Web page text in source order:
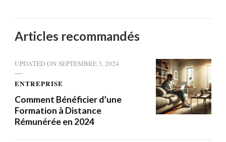
Articles recommandés
UPDATED ON SEPTEMBRE 3, 2024
ENTREPRISE
Comment Bénéficier d’une
Formation à Distance
Rémunérée en 2024